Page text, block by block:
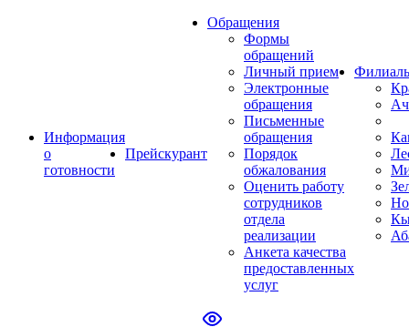
Информация
о
готовности
Прейскурант
Обращения
Формы
обращений
Личный прием
Электронные
обращения
Письменные
обращения
Порядок
обжалования
Оценить работу
сотрудников
отдела
реализации
Анкета качества
предоставленных
услуг